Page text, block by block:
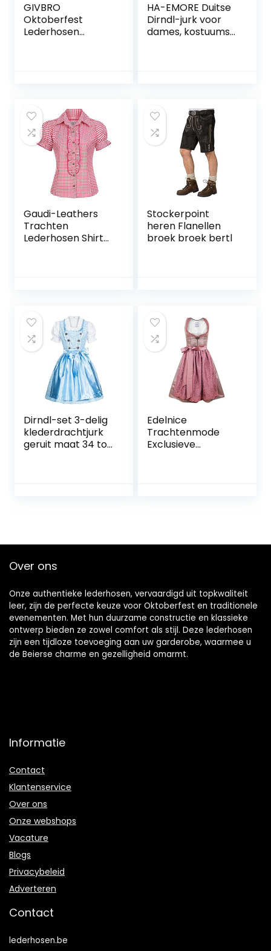
GIVBRO
Oktoberfest
Lederhosen
Dress Up
HA-EMORE Duitse
Dirndl-jurk voor
dames, kostuums
Gaudi-Leathers
Trachten
Lederhosen Shirt
Verschillende
Kleuren
Stockerpoint
heren Flanellen
broek broek bertl
Dirndl-set 3-delig
klederdrachtjurk
geruit maat 34 tot
Edelnice
Trachtenmode
Exclusieve
Over ons
Onze authentieke lederhosen, vervaardigd uit topkwaliteit
leer, zijn de perfecte keuze voor Oktoberfest en traditionele
evenementen. Met hun duurzame constructie en klassieke
ontwerp bieden ze zowel comfort als stijl. Deze lederhosen
zijn een tijdloze toevoeging aan uw garderobe, waarmee u
de Beierse charme en gezelligheid omarmt.
Informatie
Contact
Klantenservice
Over ons
Onze webshops
Vacature
Blogs
Privacybeleid
Adverteren
Contact
lederhosen.be